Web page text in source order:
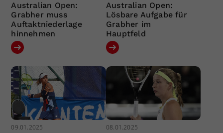
Australian Open:
Grabher muss
Auftaktniederlage
hinnehmen
Australian Open:
Lösbare Aufgabe für
Grabher im
Hauptfeld
09.01.2025 08.01.2025